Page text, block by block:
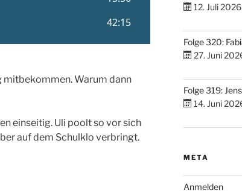
mitbekommen. Warum dann
einseitig. Uli poolt so vor sich
auf dem Schulklo verbringt.
12. Juli 2026
Folge 320:
27. Juni
Folge 319:
14. Juni
META
Anmelden